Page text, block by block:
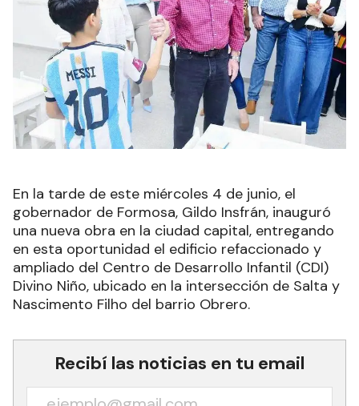
En la tarde de este miércoles 4 de junio, el
gobernador de Formosa, Gildo Insfrán, inauguró
una nueva obra en la ciudad capital, entregando
en esta oportunidad el edificio refaccionado y
ampliado del Centro de Desarrollo Infantil (CDI)
Divino Niño, ubicado en la intersección de Salta y
Nascimento Filho del barrio Obrero.
Recibí las noticias en tu email